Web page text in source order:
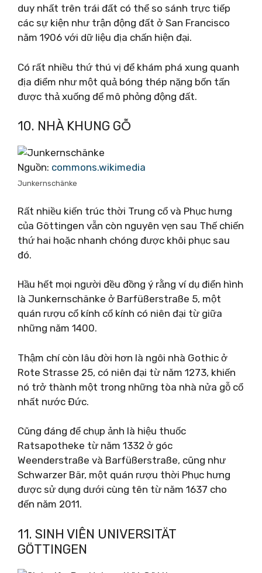
duy nhất trên trái đất có thể so sánh trực tiếp
các sự kiện như trận động đất ở San Francisco
năm 1906 với dữ liệu địa chấn hiện đại.
Có rất nhiều thứ thú vị để khám phá xung quanh
địa điểm như một quả bóng thép nặng bốn tấn
được thả xuống để mô phỏng động đất.
10. NHÀ KHUNG GỖ
Nguồn: commons.wikimedia
Junkernschänke
Rất nhiều kiến ​​trúc thời Trung cổ và Phục hưng
của Göttingen vẫn còn nguyên vẹn sau Thế chiến
thứ hai hoặc nhanh chóng được khôi phục sau
đó.
Hầu hết mọi người đều đồng ý rằng ví dụ điển hình
là Junkernschänke ở Barfüßerstraße 5, một
quán rượu cổ kính cổ kính có niên đại từ giữa
những năm 1400.
Thậm chí còn lâu đời hơn là ngôi nhà Gothic ở
Rote Strasse 25, có niên đại từ năm 1273, khiến
nó trở thành một trong những tòa nhà nửa gỗ cổ
nhất nước Đức.
Cũng đáng để chụp ảnh là hiệu thuốc
Ratsapotheke từ năm 1332 ở góc
Weenderstraße và Barfüßerstraße, cũng như
Schwarzer Bär, một quán rượu thời Phục hưng
được sử dụng dưới cùng tên từ năm 1637 cho
đến năm 2011.
11. SINH VIÊN UNIVERSITÄT
GÖTTINGEN